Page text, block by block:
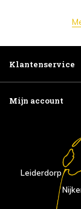
Klantenservice
Mijn account
Leiderdorp